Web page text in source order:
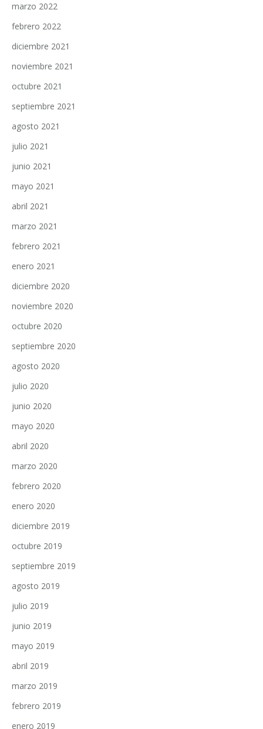
marzo 2022
febrero 2022
diciembre 2021
noviembre 2021
octubre 2021
septiembre 2021
agosto 2021
julio 2021
junio 2021
mayo 2021
abril 2021
marzo 2021
febrero 2021
enero 2021
diciembre 2020
noviembre 2020
octubre 2020
septiembre 2020
agosto 2020
julio 2020
junio 2020
mayo 2020
abril 2020
marzo 2020
febrero 2020
enero 2020
diciembre 2019
octubre 2019
septiembre 2019
agosto 2019
julio 2019
junio 2019
mayo 2019
abril 2019
marzo 2019
febrero 2019
enero 2019